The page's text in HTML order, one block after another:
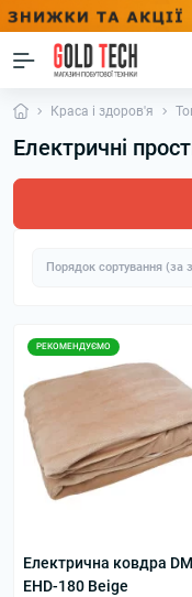
Краса і здоров'я
Електричні
РЕКОМЕНДУЄМО
Електрична ковдра
EHD-180 Beige